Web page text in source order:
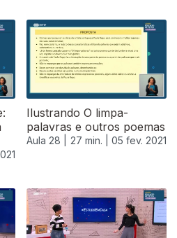
Ilustrando O limpa-
palavras e outros poemas
Aula 28 | 27 min. | 05 fev. 2021